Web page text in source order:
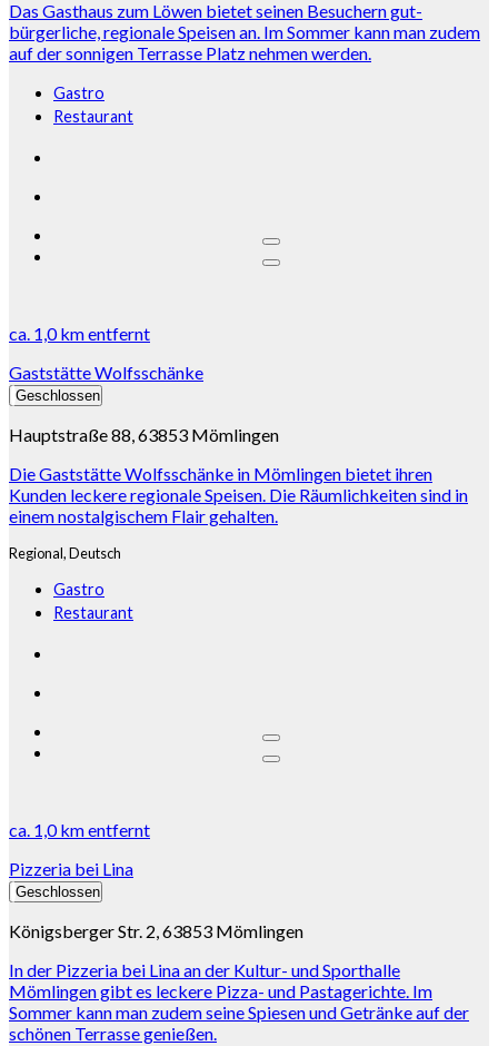
Das Gasthaus zum Löwen bietet seinen Besuchern gut-
bürgerliche, regionale Speisen an. Im Sommer kann man zudem
auf der sonnigen Terrasse Platz nehmen werden.
Gastro
Restaurant
ca. 1,0 kmentfernt
Gaststätte Wolfsschänke
Geschlossen
Hauptstraße 88, 63853 Mömlingen
Die Gaststätte Wolfsschänke in Mömlingen bietet ihren
Kunden leckere regionale Speisen. Die Räumlichkeiten sind in
einem nostalgischem Flair gehalten.
Regional,Deutsch
Gastro
Restaurant
ca. 1,0 kmentfernt
Pizzeria bei Lina
Geschlossen
Königsberger Str. 2, 63853 Mömlingen
In der Pizzeria bei Lina an der Kultur- und Sporthalle
Mömlingen gibt es leckere Pizza- und Pastagerichte. Im
Sommer kann man zudem seine Spiesen und Getränke auf der
schönen Terrasse genießen.